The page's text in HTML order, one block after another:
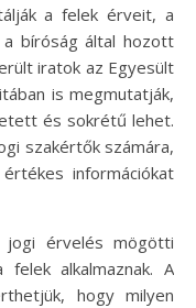
a felek érveit, a
bíróság által hozott
iratok az Egyesült
is megmutatják,
és sokrétű lehet.
szakértők számára,
információkat
jogi érvelés mögötti
alkalmaznak. A
hogy milyen